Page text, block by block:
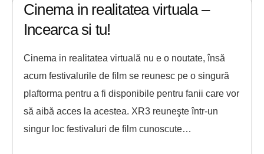
Cinema in realitatea virtuala –
Incearca si tu!
Cinema in realitatea virtuală nu e o noutate, însă
acum festivalurile de film se reunesc pe o singură
plaftorma pentru a fi disponibile pentru fanii care vor
să aibă acces la acestea. XR3 reuneşte într-un
singur loc festivaluri de film cunoscute…